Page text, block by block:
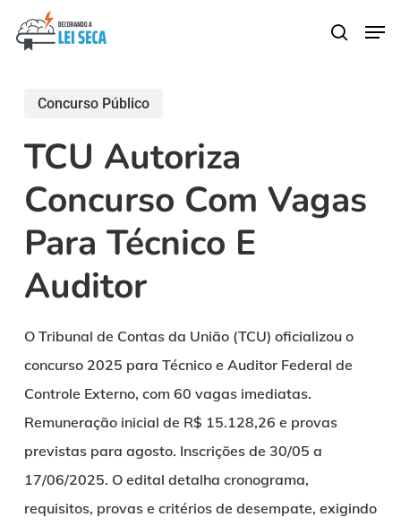
content
search
Concurso Público
TCU Autoriza
Concurso Com Vagas
Para Técnico E
Auditor
O Tribunal de Contas da União (TCU) oficializou o
concurso 2025 para Técnico e Auditor Federal de
Controle Externo, com 60 vagas imediatas.
Remuneração inicial de R$ 15.128,26 e provas
previstas para agosto. Inscrições de 30/05 a
17/06/2025. O edital detalha cronograma,
requisitos, provas e critérios de desempate, exigindo